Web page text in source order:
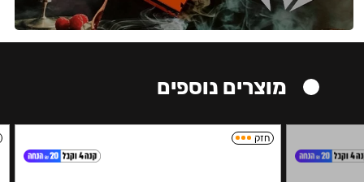
מוצרים נוספים
חזק